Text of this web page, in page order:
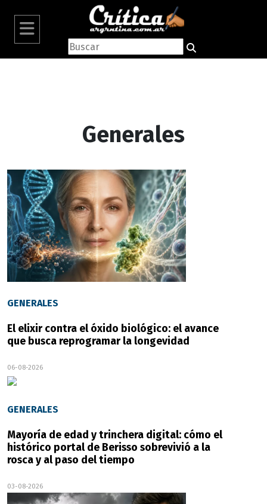
Generales
GENERALES
El elixir contra el óxido biológico: el avance
que busca reprogramar la longevidad
06-08-2026
GENERALES
Mayoría de edad y trinchera digital: cómo el
histórico portal de Berisso sobrevivió a la
rosca y al paso del tiempo
03-08-2026